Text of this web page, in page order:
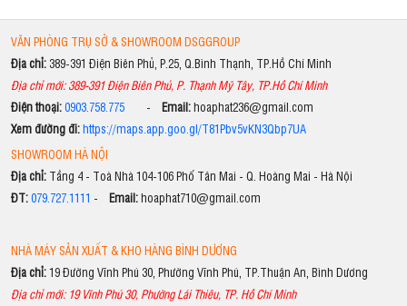
VĂN PHÒNG TRỤ SỞ & SHOWROOM DSGGROUP
Địa chỉ: 389-391 Điện Biên Phủ, P.25, Q.Bình Thạnh, TP.Hồ Chí Minh
Địa chỉ mới: 389-391 Điện Biên Phủ, P. Thạnh Mỹ Tây, TP.Hồ Chí Minh
Điện thoại:0903.758.775- Email:hoaphat236@gmail.com
Xem đường đi:https://maps.app.goo.gl/T81Pbv5vKN3Qbp7UA
SHOWROOM HÀ NỘI
Địa chỉ:Tầng 4 - Toà Nhà 104-106 Phố Tân Mai - Q. Hoàng Mai - Hà Nội
ĐT:079.727.1111 - Email:hoaphat710@gmail.com
NHÀ MÁY SẢN XUẤT & KHO HÀNG BÌNH DƯƠNG
Địa chỉ:19 Đường Vĩnh Phú 30, Phường Vĩnh Phú, TP.Thuận An, Bình Dương
Địa chỉ mới: 19 Vĩnh Phú 30, Phường Lái Thiêu, TP. Hồ Chí Minh